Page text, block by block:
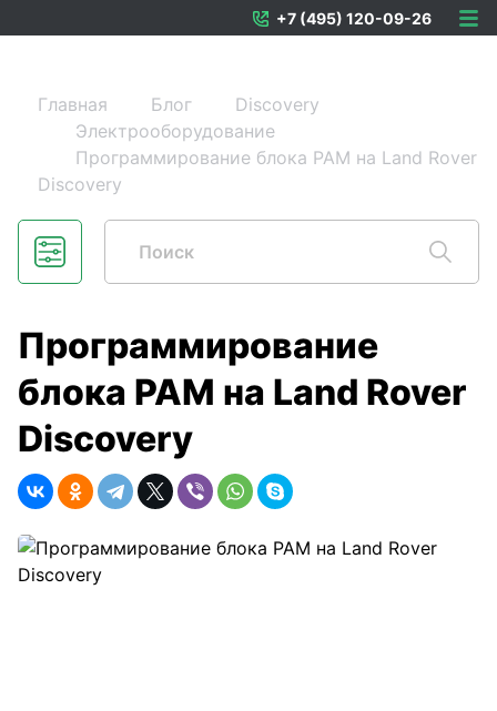
+7 (495) 120-09-26
Главная Блог
Discovery
Электрооборудование
Программирование блока PAM на Land Rover
Discovery